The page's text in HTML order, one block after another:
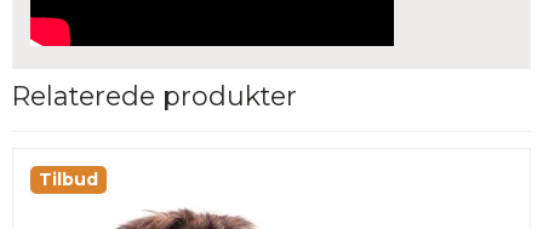
Relaterede produkter
Tilbud